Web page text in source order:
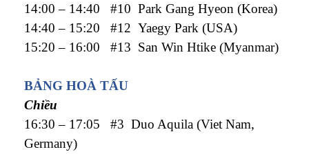
14:00 – 14:40 #10 Park Gang Hyeon (Korea)
14:40 – 15:20 #12 Yaegy Park (USA)
15:20 – 16:00 #13 San Win Htike (Myanmar)
BẢNG HOÀ TẤU
Chiều
16:30 – 17:05 #3 Duo Aquila (Viet Nam,
Germany)